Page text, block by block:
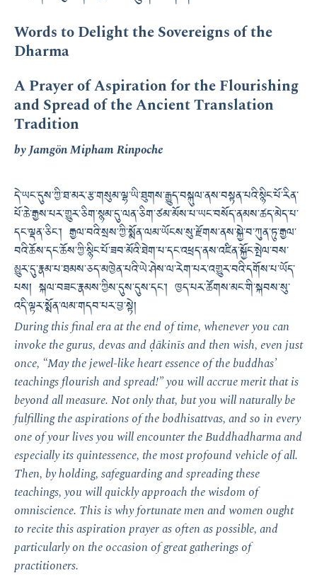
Words to Delight the Sovereigns of the
Dharma
A Prayer of Aspiration for the Flourishing
and Spread of the Ancient Translation
Tradition
by Jamgön Mipham Rinpoche
དེ་ཡང་དུས་ཀྱི་ཐ་མར་རྩ་གསུམ་ལྷ་ཡི་ཐུགས་རྒྱུད་བསྐུལ་ནས་བསྟན་པའི་སྙིང་པོ་རིན་
པོ་ཆེ་རྒྱས་པར་གྱུར་ཅིག་སྙམ་དུ་ལན་ཅིག་ཙམ་མོས་པ་ཡང་བསོད་ནམས་ཚད་མེད་པ་
དང་ལྡན་ཅིང༌། རྒྱལ་བའི་སྲས་ཀྱི་སྨོན་ལམ་ཡོངས་སུ་རྫོགས་ནས་སྐྱེ་བ་ཀུན་ཏུ་རྒྱལ་
བའི་ཆོས་དང་ཆོས་ཀྱི་སྙིང་པོ་ཟབ་མོའི་ཐེག་པ་དང་འཕྲད་ནས་འཛིན་སྐྱོང་སྤེལ་བས་
མྱུར་དུ་རྣམ་པ་ཐམས་ཅད་མཁྱེན་པའི་ཡེ་ཤེས་ལ་རེག་པར་འགྱུར་བའི་དགོས་པ་ཡོད་
པས། སྐལ་བཟང་རྣམས་ཀྱིས་དུས་དུས་དང༌། ཁྱད་པར་ཚོགས་མང་གི་སྐབས་སུ་
འདི་ལྟར་སྨོན་ལམ་གདབ་པར་བྱ་སྟེ།
During this final era at the end of time, whenever you can
invoke the gurus, devas and ḍākinīs and then wish, even just
once, “May the jewel-like heart essence of the buddhas’
teachings flourish and spread!” you will accrue merit that is
beyond all measure. Not only that, but you will naturally be
fulfilling the aspirations of the bodhisattvas, and so in every
one of your lives you will encounter the Buddhadharma and
especially its quintessence, the most profound vehicle of all.
Then, by holding, safeguarding and spreading these
teachings, you will quickly approach the wisdom of
omniscience. This is why fortunate men and women ought
to recite this aspiration prayer as often as possible, and
particularly on the occasion of great gatherings of
practitioners.